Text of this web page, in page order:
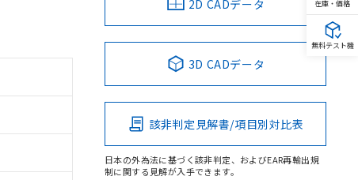
2D CADデータ
3D CADデータ
該非判定見解書/項目別対比表
日本の外為法に基づく該非判定、およびEAR再輸出規
制に関する見解が入手できます。
在庫・価格
無料テスト機